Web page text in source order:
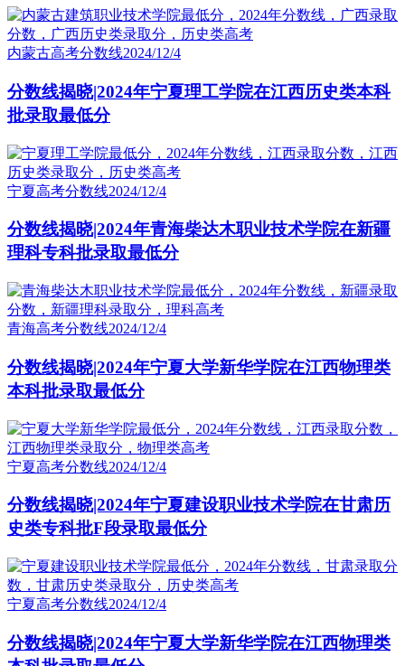
内蒙古高考分数线2024/12/4
分数线揭晓|2024年宁夏理工学院在江西历史类本科
批录取最低分
宁夏高考分数线2024/12/4
分数线揭晓|2024年青海柴达木职业技术学院在新疆
理科专科批录取最低分
青海高考分数线2024/12/4
分数线揭晓|2024年宁夏大学新华学院在江西物理类
本科批录取最低分
宁夏高考分数线2024/12/4
分数线揭晓|2024年宁夏建设职业技术学院在甘肃历
史类专科批F段录取最低分
宁夏高考分数线2024/12/4
分数线揭晓|2024年宁夏大学新华学院在江西物理类